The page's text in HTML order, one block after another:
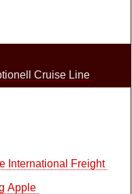
Cruise Line
International Freight
Apple